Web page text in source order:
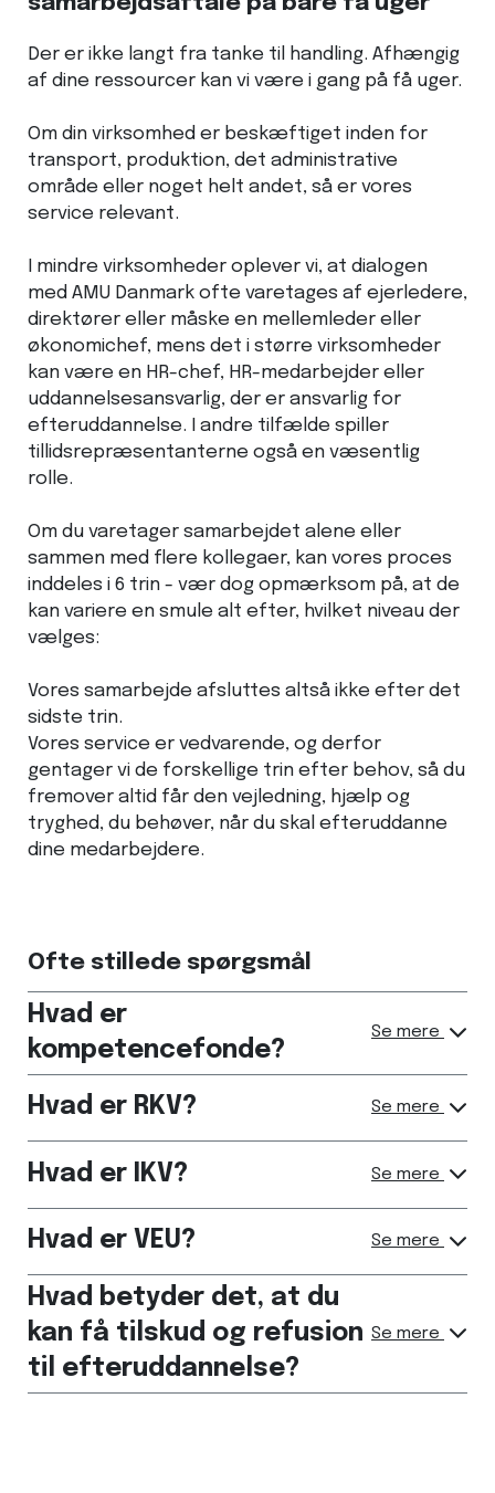
Der er ikke langt fra tanke til handling. Afhængig
af dine ressourcer kan vi være i gang på få uger.
Om din virksomhed er beskæftiget inden for
transport, produktion, det administrative
område eller noget helt andet, så er vores
service relevant.
I mindre virksomheder oplever vi, at dialogen
med AMU Danmark ofte varetages af ejerledere,
direktører eller måske en mellemleder eller
økonomichef, mens det i større virksomheder
kan være en HR-chef, HR-medarbejder eller
uddannelsesansvarlig, der er ansvarlig for
efteruddannelse. I andre tilfælde spiller
tillidsrepræsentanterne også en væsentlig
rolle.
Om du varetager samarbejdet alene eller
sammen med flere kollegaer, kan vores proces
inddeles i 6 trin - vær dog opmærksom på, at de
kan variere en smule alt efter, hvilket niveau der
vælges:
Vores samarbejde afsluttes altså ikke efter det
sidste trin.
Vores service er vedvarende, og derfor
gentager vi de forskellige trin efter behov, så du
fremover altid får den vejledning, hjælp og
tryghed, du behøver, når du skal efteruddanne
dine medarbejdere.
Ofte stillede spørgsmål
Hvad er
kompetencefonde?
Se mere
Hvad er RKV? Se mere
Hvad er IKV? Se mere
Hvad er VEU? Se mere
Hvad betyder det, at du
kan få tilskud og refusion
til efteruddannelse?
Se mere